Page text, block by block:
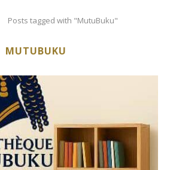
Posts tagged with "MutuBuku"
MUTUBUKU